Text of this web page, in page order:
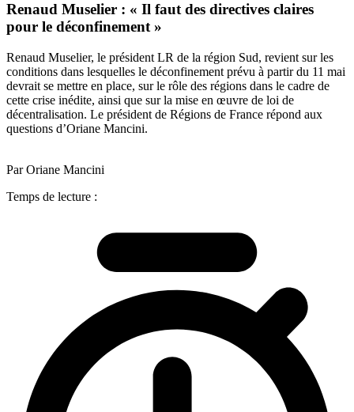
Renaud Muselier : « Il faut des directives claires
pour le déconfinement »
Renaud Muselier, le président LR de la région Sud, revient sur les
conditions dans lesquelles le déconfinement prévu à partir du 11 mai
devrait se mettre en place, sur le rôle des régions dans le cadre de
cette crise inédite, ainsi que sur la mise en œuvre de loi de
décentralisation. Le président de Régions de France répond aux
questions d’Oriane Mancini.
Par Oriane Mancini
Temps de lecture :